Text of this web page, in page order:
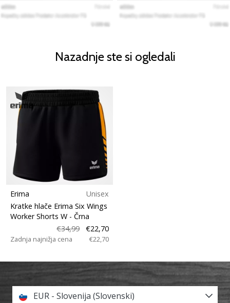
Nazadnje ste si ogledali
Erima
Unisex
Kratke hlače Erima Six Wings
Worker Shorts W - Črna
€34,99
€22,70
Zadnja najnižja cena €22,70
EUR - Slovenija (Slovenski)